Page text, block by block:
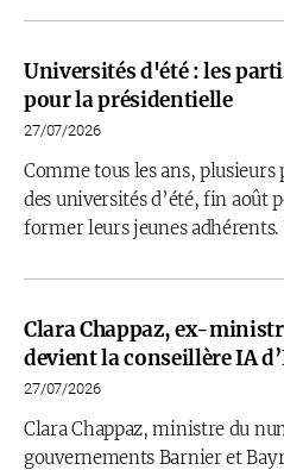
Universités d'été : les
pour la présidentielle
27/07/2026
Comme tous les ans,
des universités d’été, fin août
former leurs jeunes
Clara Chappaz, ex-
devient la conseillère IA
27/07/2026
Clara Chappaz, ministre du
gouvernements Barnier et